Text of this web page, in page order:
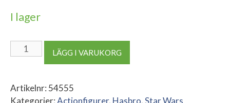
I lager
The
Black
Series
LÄGG I VARUKORG
Artikelnr: 54555